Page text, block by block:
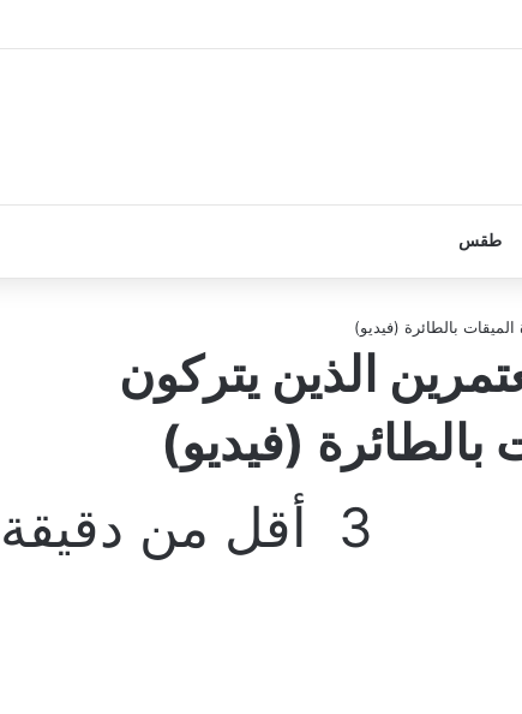
طقس
بالطائرة (فيديو)
الذين يتركون
بالطائرة (فيديو)
أقل من دقيقة